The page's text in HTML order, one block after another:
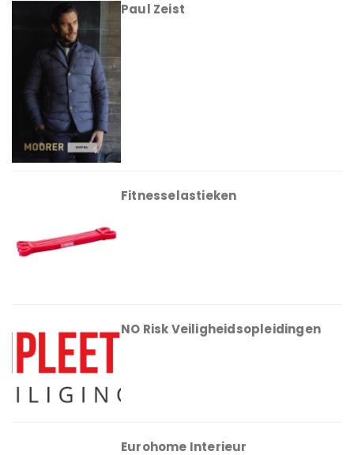
Paul Zeist
Fitnesselastieken
NO Risk Veiligheidsopleidingen
Eurohome Interieur